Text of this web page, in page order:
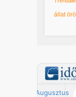
állat